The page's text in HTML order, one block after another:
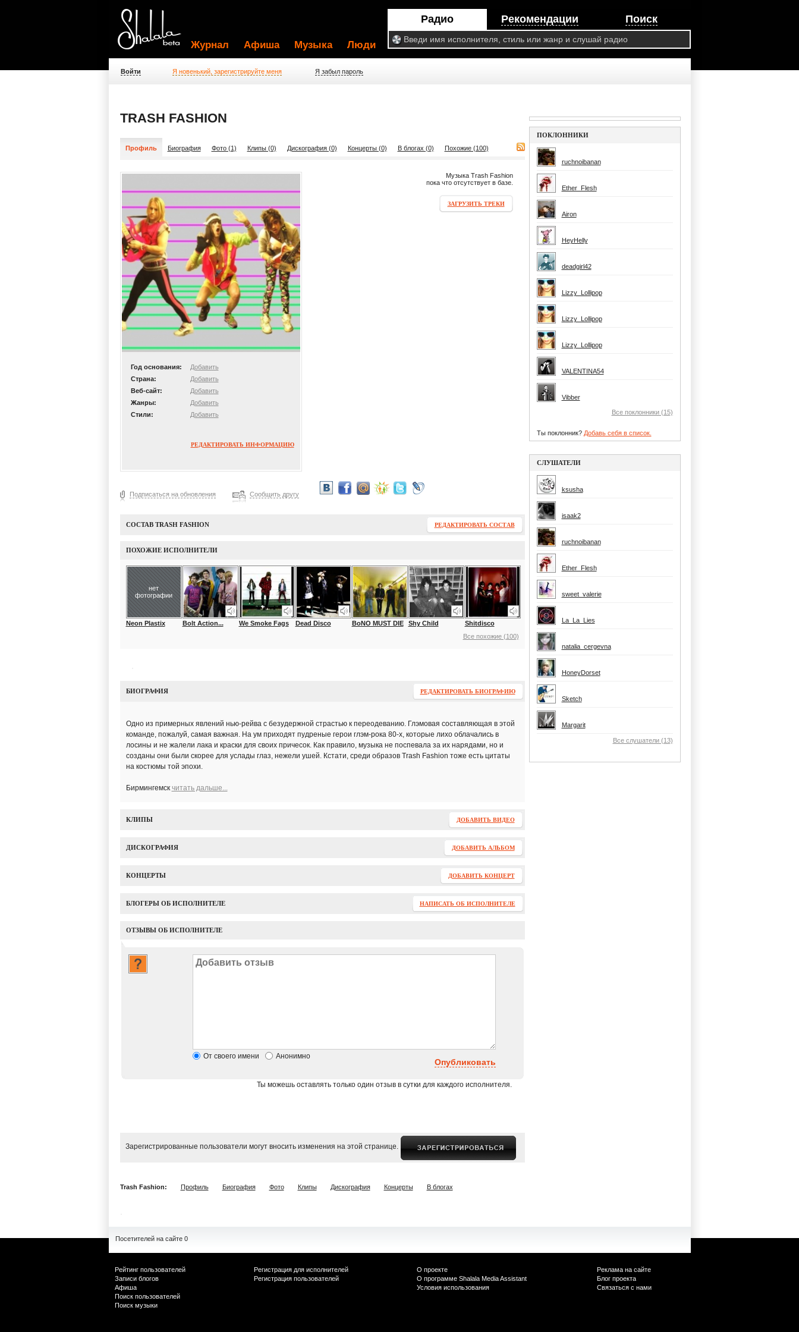
Радио Рекомендации Поиск
Журнал Афиша Музыка Люди
Войти Я новенький, зарегистрируйте меня Я забыл пароль
TRASH FASHION
Профиль Биография Фото (1) Клипы (0) Дискография (0) Концерты (0) В блогах (0) Похожие (100)
Год основания:
Добавить
Страна:
Добавить
Веб-сайт:
Добавить
Жанры:
Добавить
Стили:
Добавить
РЕДАКТИРОВАТЬ ИНФОРМАЦИЮ
Музыка Trash Fashion
пока что отсутствует в базе.
ЗАГРУЗИТЬ ТРЕКИ
Подписаться на обновления Сообщить другу
СОСТАВ TRASH FASHION РЕДАКТИРОВАТЬ СОСТАВ
ПОХОЖИЕ ИСПОЛНИТЕЛИ
нет
фотографии
Neon Plastix Bolt Action... We Smoke Fags Dead Disco BoNO MUST DIE Shy Child
Shitdisco
Все похожие (100)
БИОГРАФИЯ РЕДАКТИРОВАТЬ БИОГРАФИЮ
Одно из примерных явлений нью-рейва с безудержной страстью к переодеванию. Глэмовая составляющая в этой
команде, пожалуй, самая важная. На ум приходят пудреные герои глэм-рока 80-х, которые лихо облачались в
лосины и не жалели лака и краски для своих причесок. Как правило, музыка не поспевала за их нарядами, но и
созданы они были скорее для услады глаз, нежели ушей. Кстати, среди образов Trash Fashion тоже есть цитаты
на костюмы той эпохи.
Бирмингемск читать дальше...
КЛИПЫ ДОБАВИТЬ ВИДЕО
ДИСКОГРАФИЯ ДОБАВИТЬ АЛЬБОМ
КОНЦЕРТЫ ДОБАВИТЬ КОНЦЕРТ
БЛОГЕРЫ ОБ ИСПОЛНИТЕЛЕ НАПИСАТЬ ОБ ИСПОЛНИТЕЛЕ
ОТЗЫВЫ ОБ ИСПОЛНИТЕЛЕ
От своего имени Анонимно
Опубликовать
Ты можешь оставлять только один отзыв в сутки для каждого исполнителя.
Зарегистрированные пользователи могут вносить изменения на этой странице.
Trash Fashion: Профиль Биография Фото Клипы Дискография Концерты В блогах
ПОКЛОННИКИ
ruchnoibanan
Ether_Flesh
Airon
HeyHelly
deadgirl42
Lizzy_Lollipop
Lizzy_Lollipop
Lizzy_Lollipop
VALENTINA54
Vibber
Все поклонники (15)
Ты поклонник? Добавь себя в список.
СЛУШАТЕЛИ
ksusha
isaak2
ruchnoibanan
Ether_Flesh
sweet_valerie
La_La_Lies
natalia_cergevna
HoneyDorset
Sketch
Margarit
Все слушатели (13)
Посетителей на сайте 0
Рейтинг пользователей
Записи блогов
Афиша
Поиск пользователей
Поиск музыки
Регистрация для исполнителей
Регистрация пользователей
О проекте
О программе Shalala Media Assistant
Условия использования
Реклама на сайте
Блог проекта
Связаться с нами